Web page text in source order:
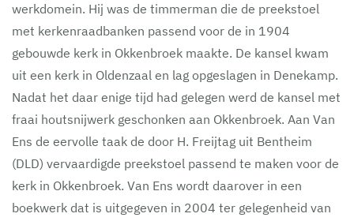
werkdomein. Hij was de timmerman die de preekstoel
met kerkenraadbanken passend voor de in 1904
gebouwde kerk in Okkenbroek maakte. De kansel kwam
uit een kerk in Oldenzaal en lag opgeslagen in Denekamp.
Nadat het daar enige tijd had gelegen werd de kansel met
fraai houtsnijwerk geschonken aan Okkenbroek. Aan Van
Ens de eervolle taak de door H. Freijtag uit Bentheim
(DLD) vervaardigde preekstoel passend te maken voor de
kerk in Okkenbroek. Van Ens wordt daarover in een
boekwerk dat is uitgegeven in 2004 ter gelegenheid van